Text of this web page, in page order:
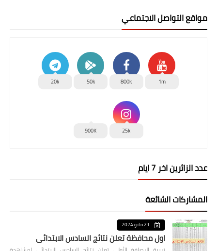
مواقع التواصل الاجتماعي
1m
800k
50k
20k
25k
900K
عدد الزائرين اخر 7 ايام
المشاركات الشائعة
21 مايو 2024
اول محافظة تعلن نتائج السادس الابتدائي